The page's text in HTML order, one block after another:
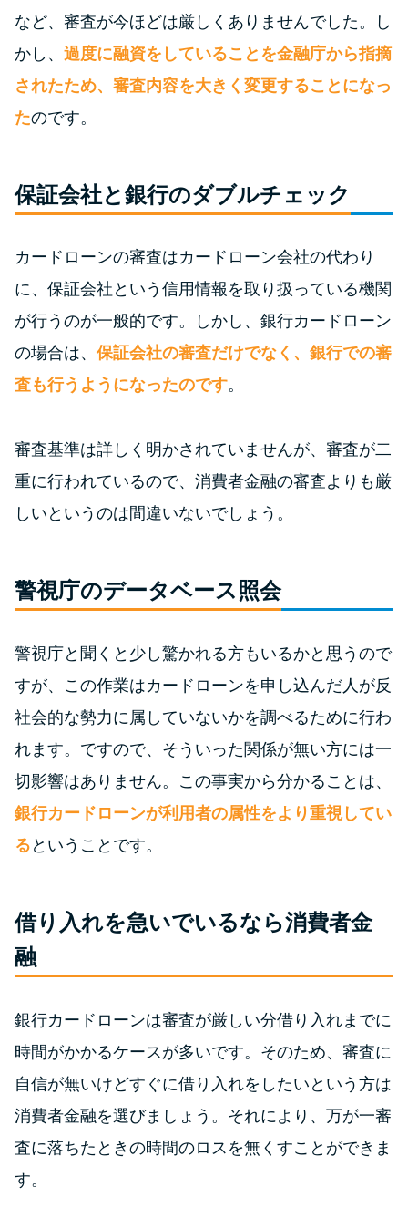
最速！最短40分で借りられるカ
ードローン
銀行カードローンを選ぶべき4つ
無利息期間を利用して利息0円で
お金を借りる3つのポイント
今月の家賃払えない…2ヵ月目に
は解決しないと危険な理由と対
処法3つ
家賃払えないが強制退去は避け
たい…市役所に相談より賢い方
街金とは？絶対審査通る？借金
い理由
質屋でお金を借りるには？年利
やシステムをカードローンと比
学生がお金を借りる方法があ
る？
へのバレにくさや将来への影響
を解説
ソフト闇金とは？悪質な手口に
は要注意！
など、審査が今ほどは厳しくありませんでした。し
かし、 過度に融資をしていることを金融庁から指摘
されたため、審査内容を大きく変更することになっ
たのです。
保証会社と銀行のダブルチェック
カードローンの審査はカードローン会社の代わり
に、保証会社という信用情報を取り扱っている機関
が行うのが一般的です。しかし、銀行カードローン
の場合は、 保証会社の審査だけでなく、銀行での審
査も行うようになったのです。
審査基準は詳しく明かされていませんが、審査が二
重に行われているので、消費者金融の審査よりも厳
しいというのは間違いないでしょう。
警視庁のデータベース照会
警視庁と聞くと少し驚かれる方もいるかと思うので
すが、この作業はカードローンを申し込んだ人が反
社会的な勢力に属していないかを調べるために行わ
れます。ですので、そういった関係が無い方には一
切影響はありません。この事実から分かることは、
銀行カードローンが利用者の属性をより重視してい
る ということです。
借り入れを急いでいるなら消費者金
融
銀行カードローンは審査が厳しい分借り入れまでに
時間がかかるケースが多いです。そのため、審査に
自信が無いけどすぐに借り入れをしたいという方は
消費者金融を選びましょう。それにより、万が一審
査に落ちたときの時間のロスを無くすことができま
す。